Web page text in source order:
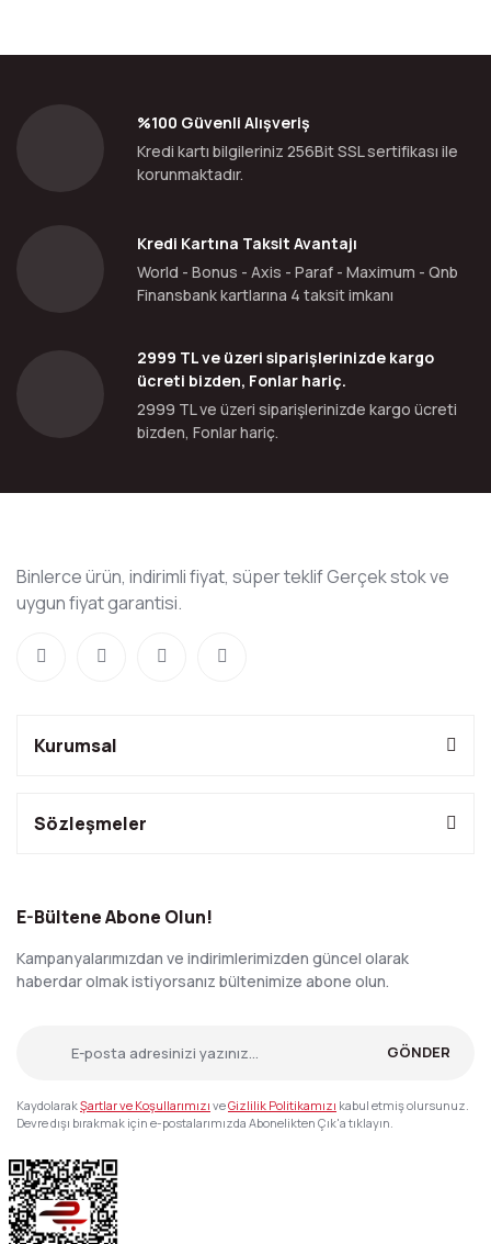
%100 Güvenli Alışveriş
Kredi kartı bilgileriniz 256Bit SSL sertifikası ile
korunmaktadır.
Kredi Kartına Taksit Avantajı
World - Bonus - Axis - Paraf - Maximum - Qnb
Finansbank kartlarına 4 taksit imkanı
2999 TL ve üzeri siparişlerinizde kargo
ücreti bizden, Fonlar hariç.
2999 TL ve üzeri siparişlerinizde kargo ücreti
bizden, Fonlar hariç.
Binlerce ürün, indirimli fiyat, süper teklif Gerçek stok ve
uygun fiyat garantisi.
Kurumsal
Sözleşmeler
E-Bültene Abone Olun!
Kampanyalarımızdan ve indirimlerimizden güncel olarak
haberdar olmak istiyorsanız bültenimize abone olun.
GÖNDER
KaydolarakŞartlar ve Koşullarımızı veGizlilik Politikamızı kabul etmiş olursunuz.
Devre dışı bırakmak için e-postalarımızda Abonelikten Çık'a tıklayın.